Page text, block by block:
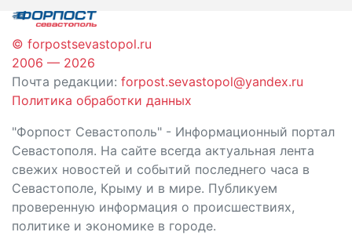
© forpostsevastopol.ru
2006 — 2026
Почта редакции: forpost.sevastopol@yandex.ru
Политика обработки данных
"Форпост Севастополь" - Информационный портал
Севастополя. На сайте всегда актуальная лента
свежих новостей и событий последнего часа в
Севастополе, Крыму и в мире. Публикуем
проверенную информация о происшествиях,
политике и экономике в городе.